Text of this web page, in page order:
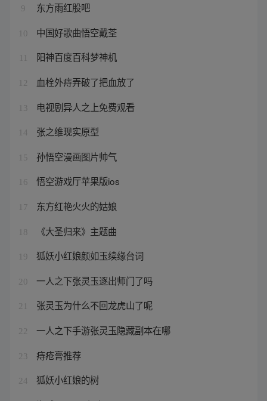
9 东方雨红股吧
10 中国好歌曲悟空戴荃
阳神百度百科梦神机
12 血栓外痔弄破了把血放了
13 电视剧异人之上免费观看
14 张之维现实原型
15 孙悟空漫画图片帅气
16 悟空游戏厅苹果版ios
17 东方红艳火火的姑娘
18 《大圣归来》主题曲
19 狐妖小红娘颜如玉续缘台词
20 一人之下张灵玉逐出师门了吗
21 张灵玉为什么不回龙虎山了呢
22 一人之下手游张灵玉隐藏副本在哪
23 痔疮膏推荐
24 狐妖小红娘的树